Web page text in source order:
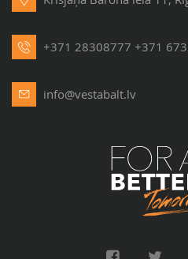
+371 28308777 +371
info@vestabalt.lv